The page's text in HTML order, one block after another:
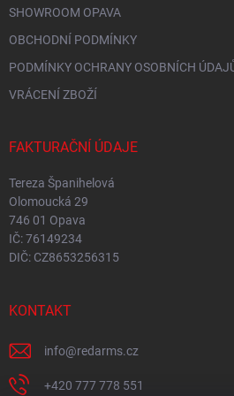
SHOWROOM OPAVA
OBCHODNÍ PODMÍNKY
PODMÍNKY OCHRANY OSOBNÍCH
VRÁCENÍ ZBOŽÍ
FAKTURAČNÍ ÚDAJE
Tereza Španihelová
Olomoucká 29
746 01 Opava
IČ: 76149234
DIČ: CZ8653256315
KONTAKT
info@redarms.cz
+420 777 778 551